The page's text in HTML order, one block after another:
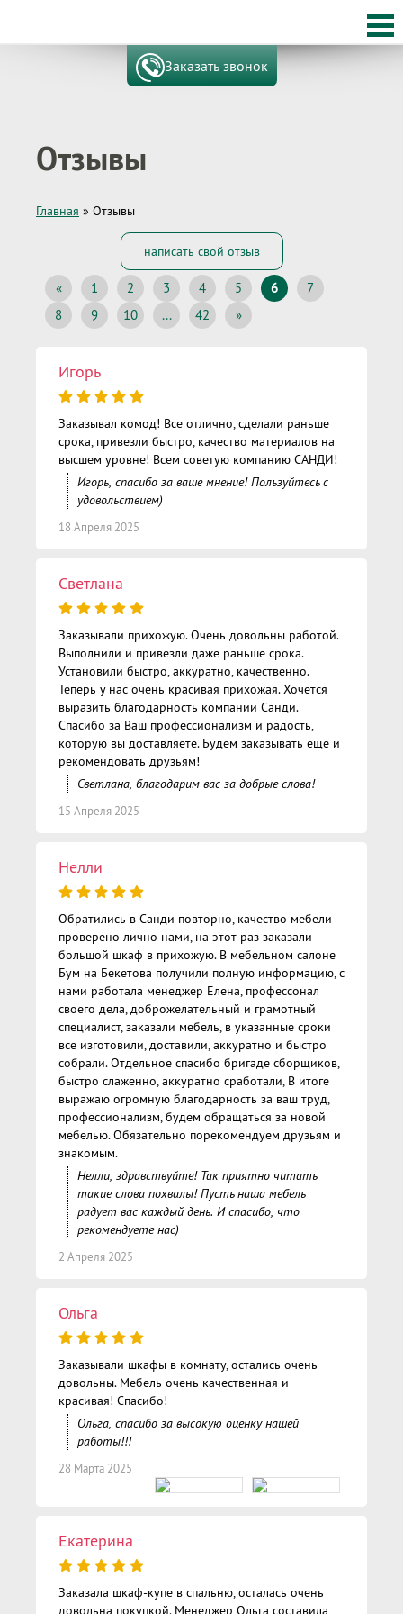
Заказать звонок
Отзывы
Главная » Отзывы
написать свой отзыв
« 1 2 3 4 5 6
7
8
9 10 ... 42 »
Игорь
Заказывал комод! Все отлично, сделали раньше
срока, привезли быстро, качество материалов на
высшем уровне! Всем советую компанию САНДИ!
Игорь, спасибо за ваше мнение! Пользуйтесь с
удовольствием)
18 Апреля 2025
Светлана
Заказывали прихожую. Очень довольны работой.
Выполнили и привезли даже раньше срока.
Установили быстро, аккуратно, качественно.
Теперь у нас очень красивая прихожая. Хочется
выразить благодарность компании Санди.
Спасибо за Ваш профессионализм и радость,
которую вы доставляете. Будем заказывать ещё и
рекомендовать друзьям!
Светлана, благодарим вас за добрые слова!
15 Апреля 2025
Нелли
Обратились в Санди повторно, качество мебели
проверено лично нами, на этот раз заказали
большой шкаф в прихожую. В мебельном салоне
Бум на Бекетова получили полную информацию, с
нами работала менеджер Елена, профессонал
своего дела, доброжелательный и грамотный
специалист, заказали мебель, в указанные сроки
все изготовили, доставили, аккуратно и быстро
собрали. Отдельное спасибо бригаде сборщиков,
быстро слаженно, аккуратно сработали, В итоге
выражаю огромную благодарность за ваш труд,
профессионализм, будем обращаться за новой
мебелью. Обязательно порекомендуем друзьям и
знакомым.
Нелли, здравствуйте! Так приятно читать
такие слова похвалы! Пусть наша мебель
радует вас каждый день. И спасибо, что
рекомендуете нас)
2 Апреля 2025
Ольга
Заказывали шкафы в комнату, остались очень
довольны. Мебель очень качественная и
красивая! Спасибо!
Ольга, спасибо за высокую оценку нашей
работы!!!
28 Марта 2025
Екатерина
Заказала шкаф-купе в спальню, осталась очень
довольна покупкой. Менеджер Ольга составила